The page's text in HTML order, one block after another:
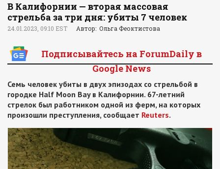
В Калифорнии — вторая массовая
стрельба за три дня: убиты 7 человек
24.01.2023, 09:10 EST Автор: Ольга Феоктистова
Подписывайтесь на ForumDaily в
Google News
Семь человек убиты в двух эпизодах со стрельбой в
городке Half Moon Bay в Калифорнии. 67-летний
стрелок был работником одной из ферм, на которых
произошли преступления, сообщает Reuters.